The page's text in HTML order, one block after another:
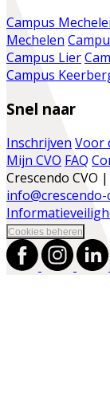
Campus
Mechelen
Campus Lier
Campus
Snel naar
InschrijvenVoor
Mijn CVO FAQ
Crescendo CVO
info@crescendo-
Cookies beheren